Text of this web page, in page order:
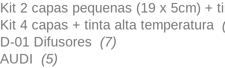
Kit 2 capas pequenas (19 x 5cm) +
Kit 4 capas + tinta alta temperatura
D-01 Difusores (7)
AUDI (5)